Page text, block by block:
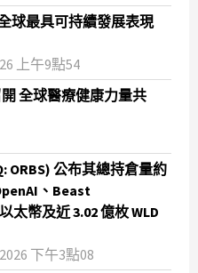
球最具可持續發展表現
上午9點54
全球醫療健康力量共
ORBS) 公布其總持倉量約
、Beast
太幣及近 3.02 億枚 WLD
下午3點08